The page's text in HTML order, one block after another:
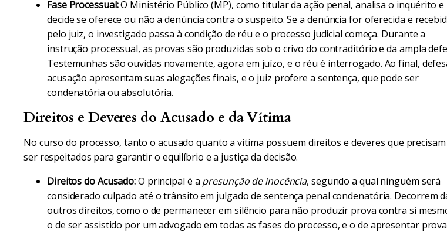
Fase Processual:O Ministério Público (MP), como titular da ação penal, analisa o inquérito e
decide se oferece ou não a denúncia contra o suspeito. Se a denúncia for oferecida e
pelo juiz, o investigado passa à condição de réu e o processo judicial começa. Durante a
instrução processual, as provas são produzidas sob o crivo do contraditório e da ampla
Testemunhas são ouvidas novamente, agora em juízo, e o réu é interrogado. Ao final,
acusação apresentam suas alegações finais, e o juiz profere a sentença, que pode ser
condenatória ou absolutória.
Direitos e Deveres do Acusado e da Vítima
No curso do processo, tanto o acusado quanto a vítima possuem direitos e deveres que precisam
ser respeitados para garantir o equilíbrio e a justiça da decisão.
Direitos do Acusado:O principal é a presunção de inocência, segundo a qual ninguém será
considerado culpado até o trânsito em julgado de sentença penal condenatória. Decorrem
outros direitos, como o de permanecer em silêncio para não produzir prova contra si
o de ser assistido por um advogado em todas as fases do processo, e o de apresentar